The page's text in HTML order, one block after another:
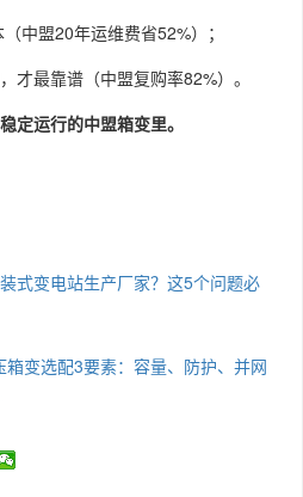
中盟20年运维费省52%）；
才最靠谱（中盟复购率82%）。
定运行的中盟箱变里。
式变电站生产厂家？这5个问题必
箱变选配3要素：容量、防护、并网